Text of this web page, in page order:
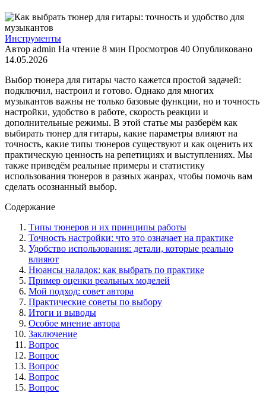
Инструменты
Автор admin На чтение 8 мин Просмотров 40 Опубликовано
14.05.2026
Выбор тюнера для гитары часто кажется простой задачей:
подключил, настроил и готово. Однако для многих
музыкантов важны не только базовые функции, но и точность
настройки, удобство в работе, скорость реакции и
дополнительные режимы. В этой статье мы разберём как
выбирать тюнер для гитары, какие параметры влияют на
точность, какие типы тюнеров существуют и как оценить их
практическую ценность на репетициях и выступлениях. Мы
также приведём реальные примеры и статистику
использования тюнеров в разных жанрах, чтобы помочь вам
сделать осознанный выбор.
Содержание
Типы тюнеров и их принципы работы
Точность настройки: что это означает на практике
Удобство использования: детали, которые реально
влияют
Нюансы наладок: как выбрать по практике
Пример оценки реальных моделей
Мой подход: совет автора
Практические советы по выбору
Итоги и выводы
Особое мнение автора
Заключение
Вопрос
Вопрос
Вопрос
Вопрос
Вопрос